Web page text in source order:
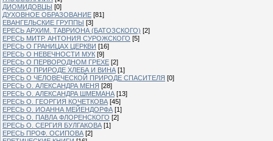
ДИОМИДОВЦЫ [0]
ДУХОВНОЕ ОБРАЗОВАНИЕ [81]
ЕВАНГЕЛЬСКИЕ ГРУППЫ [3]
ЕРЕСЬ АРХИМ. ТАВРИОНА (БАТОЗСКОГО) [2]
ЕРЕСЬ МИТР. АНТОНИЯ СУРОЖСКОГО [5]
ЕРЕСЬ О ГРАНИЦАХ ЦЕРКВИ [16]
ЕРЕСЬ О НЕВЕЧНОСТИ МУК [9]
ЕРЕСЬ О ПЕРВОРОДНОМ ГРЕХЕ [2]
ЕРЕСЬ О ПРИРОДЕ ХЛЕБА И ВИНА [1]
ЕРЕСЬ О ЧЕЛОВЕЧЕСКОЙ ПРИРОДЕ СПАСИТЕЛЯ [0]
ЕРЕСЬ О. АЛЕКСАНДРА МЕНЯ [28]
ЕРЕСЬ О. АЛЕКСАНДРА ШМЕМАНА [13]
ЕРЕСЬ О. ГЕОРГИЯ КОЧЕТКОВА [45]
ЕРЕСЬ О. ИОАННА МЕЙЕНДОРФА [1]
ЕРЕСЬ О. ПАВЛА ФЛОРЕНСКОГО [2]
ЕРЕСЬ О. СЕРГИЯ БУЛГАКОВА [1]
ЕРЕСЬ ПРОФ. ОСИПОВА [2]